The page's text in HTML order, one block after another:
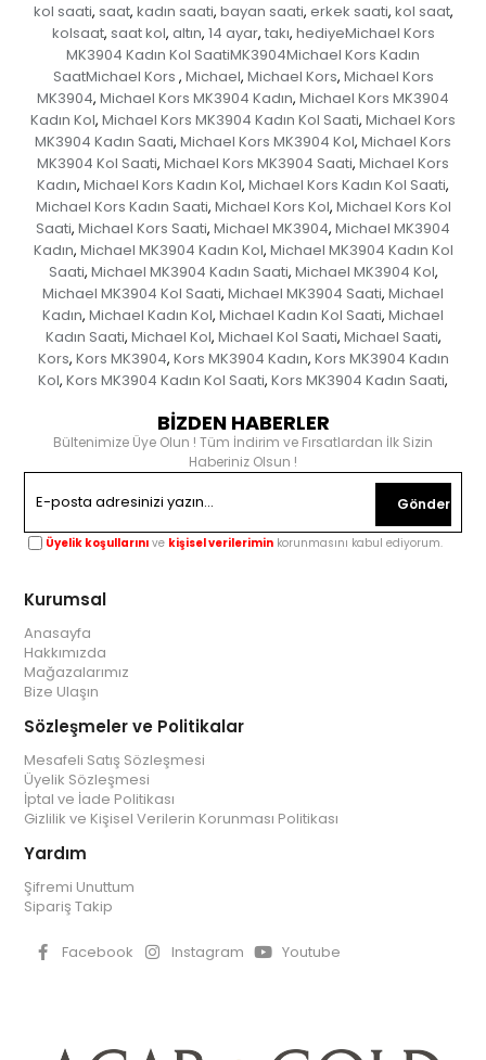
kol saati, saat, kadın saati, bayan saati, erkek saati, kol saat,
kolsaat, saat kol, altın, 14 ayar, takı, hediyeMichael Kors
MK3904 Kadın Kol SaatiMK3904Michael Kors Kadın
SaatMichael Kors , Michael, Michael Kors, Michael Kors
MK3904, Michael Kors MK3904 Kadın, Michael Kors MK3904
Kadın Kol, Michael Kors MK3904 Kadın Kol Saati, Michael Kors
MK3904 Kadın Saati, Michael Kors MK3904 Kol, Michael Kors
MK3904 Kol Saati, Michael Kors MK3904 Saati, Michael Kors
Kadın, Michael Kors Kadın Kol, Michael Kors Kadın Kol Saati,
Michael Kors Kadın Saati, Michael Kors Kol, Michael Kors Kol
Saati, Michael Kors Saati, Michael MK3904, Michael MK3904
Kadın, Michael MK3904 Kadın Kol, Michael MK3904 Kadın Kol
Saati, Michael MK3904 Kadın Saati, Michael MK3904 Kol,
Michael MK3904 Kol Saati, Michael MK3904 Saati, Michael
Kadın, Michael Kadın Kol, Michael Kadın Kol Saati, Michael
Kadın Saati, Michael Kol, Michael Kol Saati, Michael Saati,
Kors, Kors MK3904, Kors MK3904 Kadın, Kors MK3904 Kadın
Kol, Kors MK3904 Kadın Kol Saati, Kors MK3904 Kadın Saati,
BİZDEN HABERLER
Bültenimize Üye Olun ! Tüm İndirim ve Fırsatlardan İlk Sizin
Haberiniz Olsun !
Gönder
Üyelik koşullarını ve kişisel verilerimin korunmasını kabul ediyorum.
Kurumsal
Anasayfa
Hakkımızda
Mağazalarımız
Bize Ulaşın
Sözleşmeler ve Politikalar
Mesafeli Satış Sözleşmesi
Üyelik Sözleşmesi
İptal ve İade Politikası
Gizlilik ve Kişisel Verilerin Korunması Politikası
Yardım
Şifremi Unuttum
Sipariş Takip
Facebook Instagram Youtube